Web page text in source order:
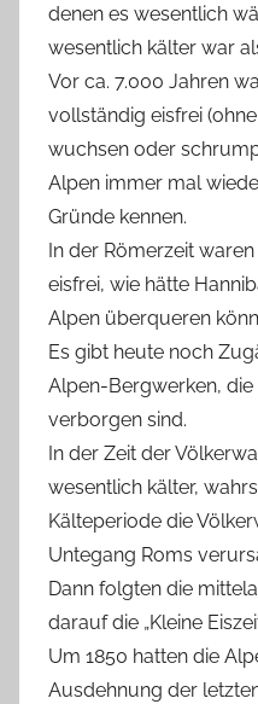
denen es wesentlich
wesentlich kälter war
Vor ca. 7.000 Jahren
vollständig eisfrei
wuchsen oder
Alpen immer mal
Gründe kennen.
In der Römerzeit
eisfrei, wie hätte
Alpen überqueren
Es gibt heute noch
Alpen-Bergwerken,
verborgen sind.
In der Zeit der
wesentlich kälter,
Kälteperiode die
Untegang Roms
Dann folgten die
darauf die „Kleine
Um 1850 hatten die
Ausdehnung der